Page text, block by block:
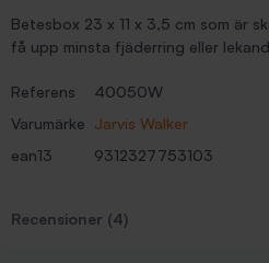
Betesbox 23 x 11 x 3,5 cm som är
få upp minsta fjäderring eller
Referens
40050W
Varumärke Jarvis Walker
ean13
9312327753103
Recensioner (4)